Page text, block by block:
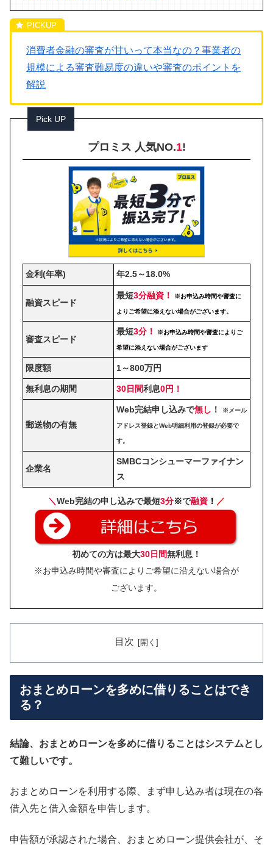
消費者金融の審査が甘いって本当なの？事業者の
規模による審査難易度の違いや審査のポイントを
解説
Pick UP
プロミス 人気NO.1!
金利(年率) 年2.5～18.0%
融資スピード
最短3分融資！ ※お申込み時間や審査に
よりご希望に添えない場合がございます。
審査スピード
最短3分！ ※お申込み時間や審査によりご
希望に添えない場合がございます
限度額 1～800万円
無利息の期間 30日間利息0円！
郵送物の有無
Web完結申し込みで無し ！ ※メール
アドレス登録とWeb明細利用の登録が必要で
す。
企業名
SMBCコンシューマーファイナン
ス
＼Web完結の申し込みで最短3分※で融資 ！ ／
初めての方は最大30日間無利息！
※お申込み時間や審査によりご希望に沿えない場合が
ございます。
目次
おまとめローンを多めに借りることはでき
る？
結論、おまとめローンを多めに借りることはシステムとし
て難しいです。
おまとめローンを利用する際、まず申し込み者は現在の各
借入先と借入金額を申告します。
申告額が承認された場合、おまとめローン提供会社が、そ